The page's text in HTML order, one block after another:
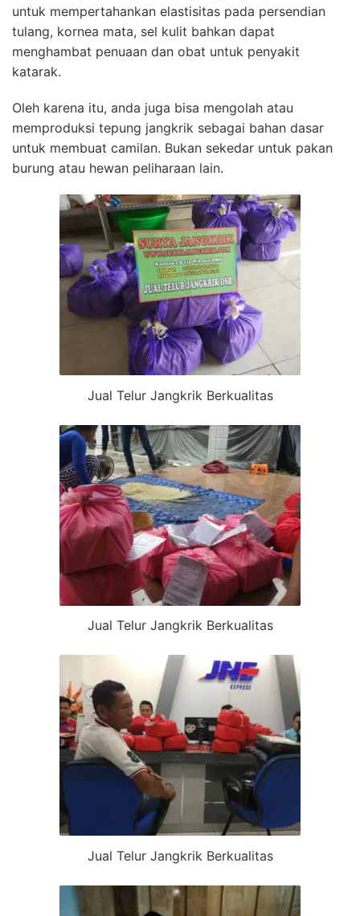
untuk mempertahankan elastisitas pada persendian
tulang, kornea mata, sel kulit bahkan dapat
menghambat penuaan dan obat untuk penyakit
katarak.
Oleh karena itu, anda juga bisa mengolah atau
memproduksi tepung jangkrik sebagai bahan dasar
untuk membuat camilan. Bukan sekedar untuk pakan
burung atau hewan peliharaan lain.
Jual Telur Jangkrik Berkualitas
Jual Telur Jangkrik Berkualitas
Jual Telur Jangkrik Berkualitas